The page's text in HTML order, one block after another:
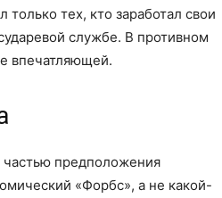
тех, кто заработал свои
службе. В противном
впечатляющей.
предположения
«Форбс», а не какой-